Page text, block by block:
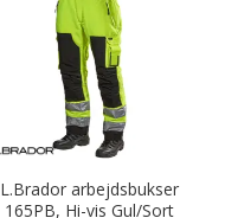
L.Brador arbejdsbukser
165PB, Hi-vis Gul/Sort